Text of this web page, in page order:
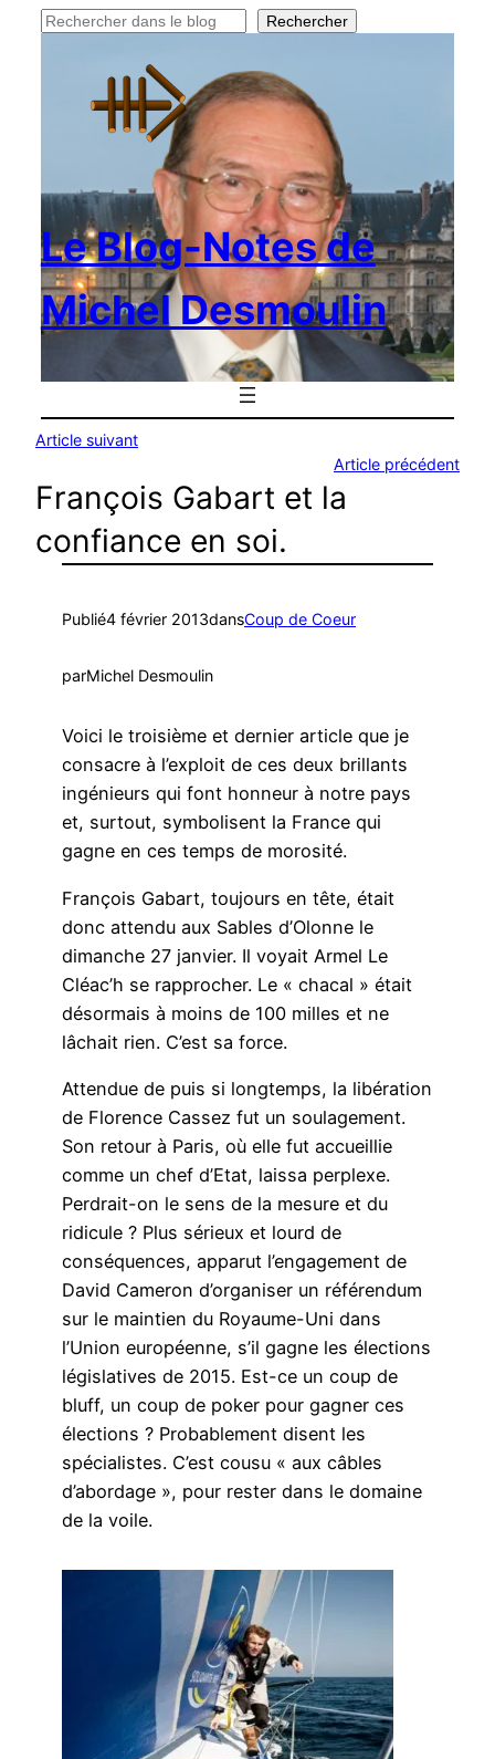
Rechercher Rechercher
Le Blog-Notes de
Michel Desmoulin
Article suivant
Article précédent
François Gabart et la
confiance en soi.
Publié4 février 2013dansCoup de Coeur
parMichel Desmoulin
Voici le troisième et dernier article que je
consacre à l’exploit de ces deux brillants
ingénieurs qui font honneur à notre pays
et, surtout, symbolisent la France qui
gagne en ces temps de morosité.
François Gabart, toujours en tête, était
donc attendu aux Sables d’Olonne le
dimanche 27 janvier. Il voyait Armel Le
Cléac’h se rapprocher. Le « chacal » était
désormais à moins de 100 milles et ne
lâchait rien. C’est sa force.
Attendue de puis si longtemps, la libération
de Florence Cassez fut un soulagement.
Son retour à Paris, où elle fut accueillie
comme un chef d’Etat, laissa perplexe.
Perdrait-on le sens de la mesure et du
ridicule ? Plus sérieux et lourd de
conséquences, apparut l’engagement de
David Cameron d’organiser un référendum
sur le maintien du Royaume-Uni dans
l’Union européenne, s’il gagne les élections
législatives de 2015. Est-ce un coup de
bluff, un coup de poker pour gagner ces
élections ? Probablement disent les
spécialistes. C’est cousu « aux câbles
d’abordage », pour rester dans le domaine
de la voile.